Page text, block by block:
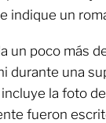
indique un
un poco más
durante una
incluye la foto
fueron